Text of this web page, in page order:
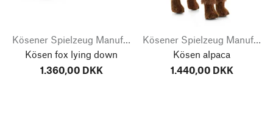
Kösener Spielzeug Manufaktur
Kösen fox lying down
1.360,00 DKK
Kösener Spielzeug Manufaktur
Kösen alpaca
1.440,00 DKK